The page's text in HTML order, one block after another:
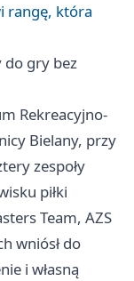
rangę, która
do gry bez
Rekreacyjno-
Bielany, przy
zespoły
piłki
Team, AZS
wniósł do
i własną